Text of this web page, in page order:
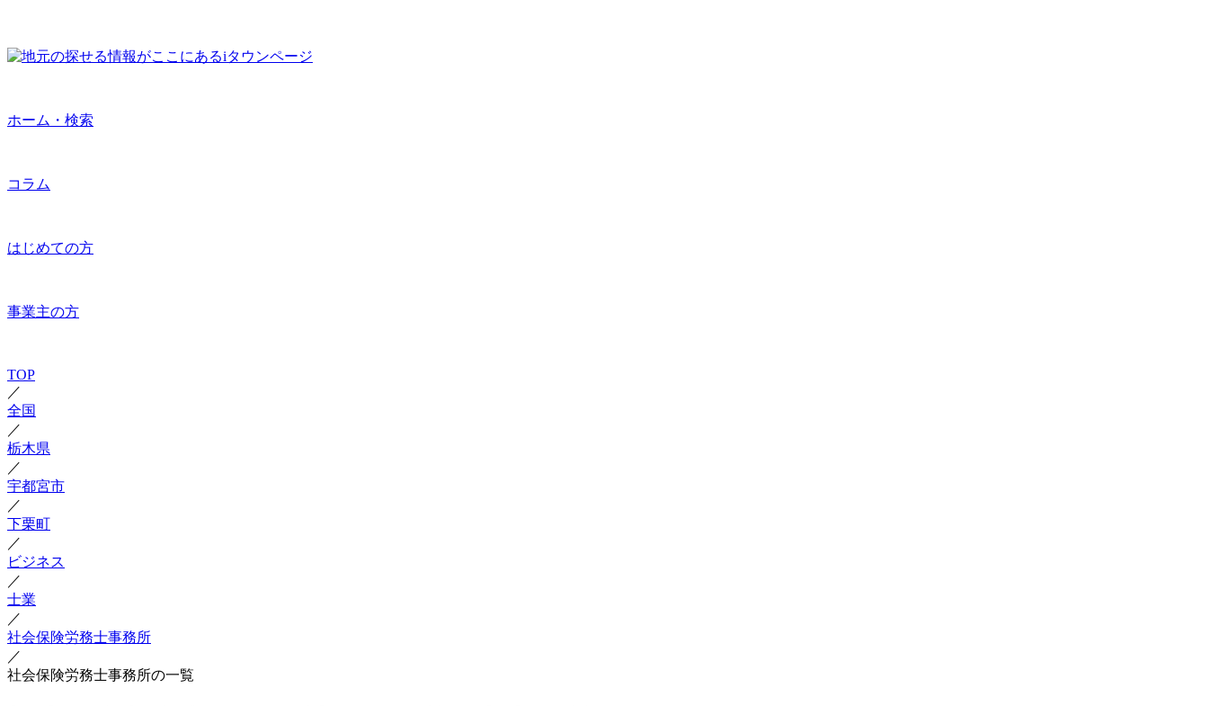
ホーム・検索
コラム
はじめての方
事業主の方
TOP
／
全国
／
栃木県
／
宇都宮市
／
下栗町
／
ビジネス
／
士業
／
社会保険労務士事務所
／
社会保険労務士事務所の一覧